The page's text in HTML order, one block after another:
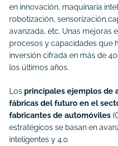
en innovación, maquinaria
robotización,
avanzada, etc. Unas mejoras
procesos y capacidades que
inversión cifrada en más de
los últimos años.
Los principales ejemplos de
fábricas del futuro en el
fabricantes de automóviles
estratégicos se basan en
inteligentes y 4.0.